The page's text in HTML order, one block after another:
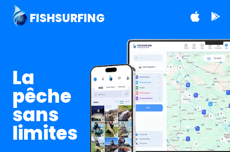
FISHSURFING
La
pêche
sans
limites